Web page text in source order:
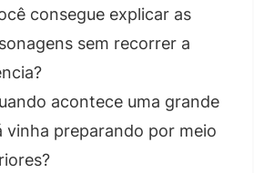
consegue explicar as
sem recorrer a
acontece uma grande
vinha preparando por meio